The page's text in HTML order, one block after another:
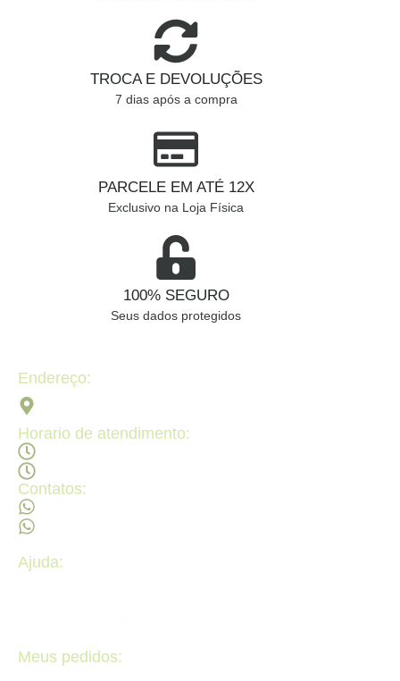
TROCA E DEVOLUÇÕES
7 dias após a compra
PARCELE EM ATÉ 12X
Exclusivo na Loja Física
100% SEGURO
Seus dados protegidos
Endereço:
Horario de atendimento:
Contatos:
Ajuda:
Meus pedidos: